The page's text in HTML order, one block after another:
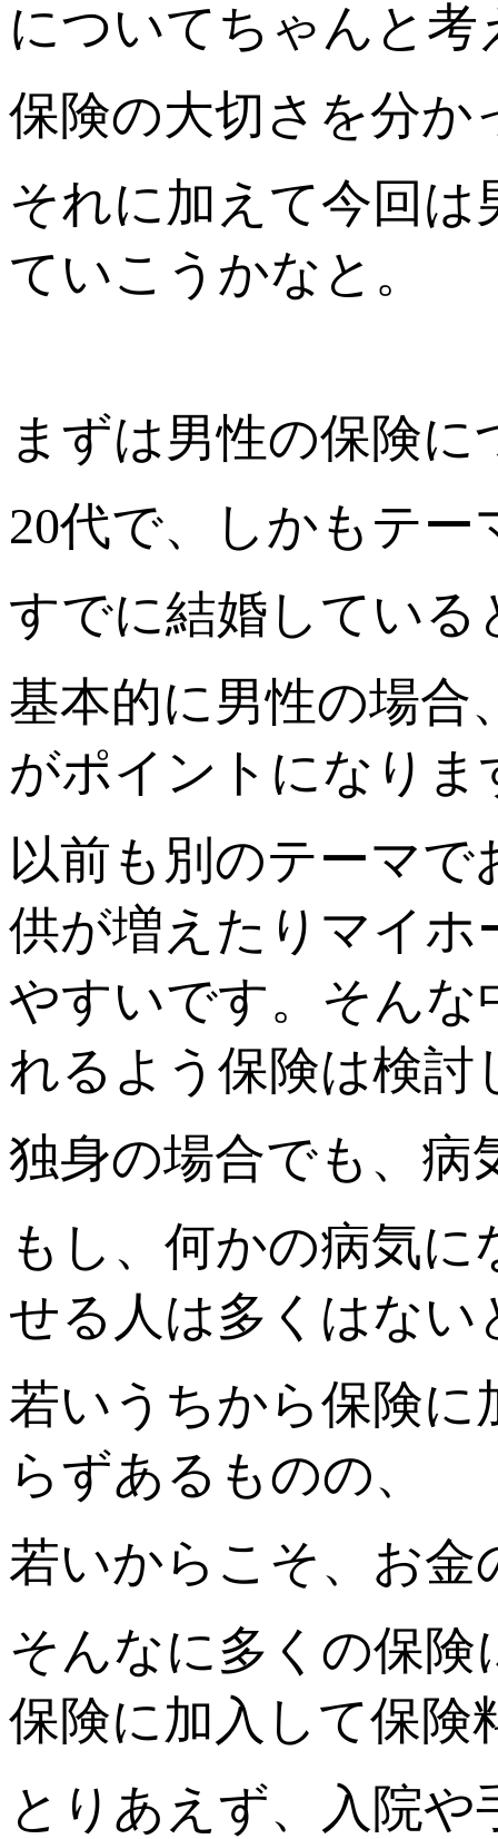
についてちゃんと
保険の大切さを分か
それに加えて今回
ていこうかなと。
まずは男性の保険に
20代で、しかもテ
すでに結婚してい
基本的に男性の場合
がポイントになりま
以前も別のテーマ
供が増えたりマイ
やすいです。そんな
れるよう保険は検
独身の場合でも、病
もし、何かの病気
せる人は多くはない
若いうちから保険に
らずあるものの、
若いからこそ、お
そんなに多くの保
保険に加入して保険
とりあえず、入院